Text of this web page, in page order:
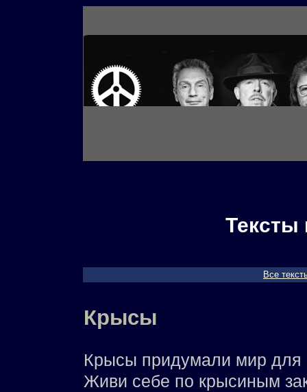
Тексты
Все
Крысы
Крысы придумали мир для
Живи себе по крысиным